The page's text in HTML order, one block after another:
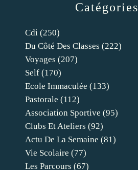
Catégories
Cdi (250)
Du Côté Des Classes (222)
Voyages (207)
Self (170)
Ecole Immaculée (133)
Pastorale (112)
Association Sportive (95)
Clubs Et Ateliers (92)
Actu De La Semaine (81)
Vie Scolaire (77)
Les Parcours (67)